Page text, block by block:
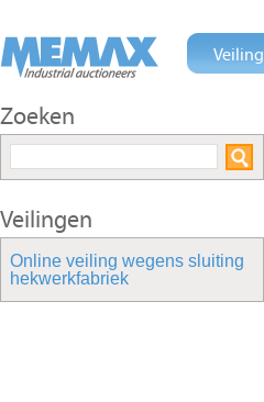
Zoeken
Veilingen
Online veiling wegens sluiting
hekwerkfabriek
Veiling